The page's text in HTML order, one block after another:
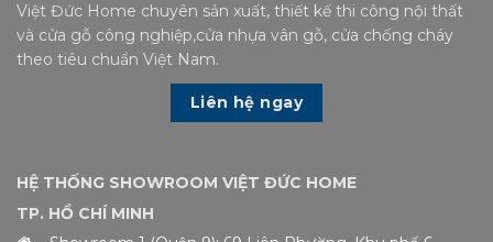
Việt Đức Home chuyên sản xuất, thiết kế thi công nội thất
và cửa gỗ công nghiệp,cửa nhựa vân gỗ, cửa chống cháy
theo tiêu chuẩn Việt Nam.
Liên hệ ngay
HỆ THỐNG SHOWROOM VIỆT ĐỨC HOME
TP. HỒ CHÍ MINH